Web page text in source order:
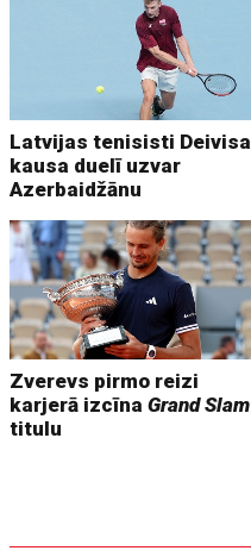
Latvijas tenisisti Deivisa
kausa duelī uzvar
Azerbaidžānu
Zverevs pirmo reizi
karjerā izcīnaGrand Slam
titulu